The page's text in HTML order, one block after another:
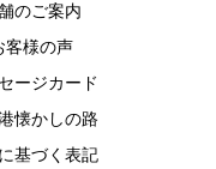
のご案内
客様の声
ージカード
懐かしの路
基づく表記